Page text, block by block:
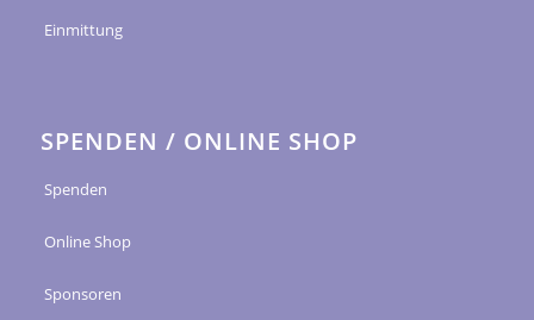
Einmittung
SPENDEN / ONLINE SHOP
Spenden
Online Shop
Sponsoren